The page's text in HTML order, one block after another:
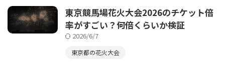
東京競馬場花火大会2026のチケット倍
率がすごい？何倍くらいか検証
2026/6/7
東京都の花火大会